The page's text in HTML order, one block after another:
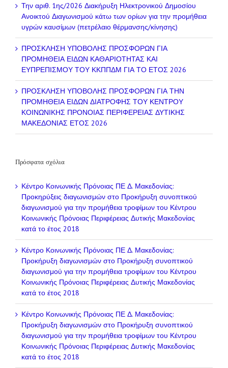
Την αριθ. 1ης/2026 Διακήρυξη Ηλεκτρονικού Δημοσίου
Ανοικτού Διαγωνισμού κάτω των ορίων για την προμήθεια
υγρών καυσίμων (πετρέλαιο θέρμανσης/κίνησης)
ΠΡΟΣΚΛΗΣΗ ΥΠΟΒΟΛΗΣ ΠΡΟΣΦΟΡΩΝ ΓΙΑ
ΠΡΟΜΗΘΕΙΑ ΕΙΔΩΝ ΚΑΘΑΡΙΟΤΗΤΑΣ ΚΑΙ
ΕΥΠΡΕΠΙΣΜΟΥ ΤΟΥ ΚΚΠΠΔΜ ΓΙΑ ΤΟ ΕΤΟΣ 2026
ΠΡΟΣΚΛΗΣΗ ΥΠΟΒΟΛΗΣ ΠΡΟΣΦΟΡΩΝ ΓΙΑ ΤΗΝ
ΠΡΟΜΗΘΕΙΑ ΕΙΔΩΝ ΔΙΑΤΡΟΦΗΣ ΤΟΥ ΚΕΝΤΡΟΥ
ΚΟΙΝΩΝΙΚΗΣ ΠΡΟΝΟΙΑΣ ΠΕΡΙΦΕΡΕΙΑΣ ΔΥΤΙΚΗΣ
ΜΑΚΕΔΟΝΙΑΣ ΕΤΟΣ 2026
Πρόσφατα σχόλια
Κέντρο Κοινωνικής Πρόνοιας ΠΕ Δ. Μακεδονίας:
Προκηρύξεις διαγωνισμών στο Προκήρυξη συνοπτικού
διαγωνισμού για την προμήθεια τροφίμων του Κέντρου
Κοινωνικής Πρόνοιας Περιφέρειας Δυτικής Μακεδονίας
κατά το έτος 2018
Κέντρο Κοινωνικής Πρόνοιας ΠΕ Δ. Μακεδονίας:
Προκήρυξη διαγωνισμών στο Προκήρυξη συνοπτικού
διαγωνισμού για την προμήθεια τροφίμων του Κέντρου
Κοινωνικής Πρόνοιας Περιφέρειας Δυτικής Μακεδονίας
κατά το έτος 2018
Κέντρο Κοινωνικής Πρόνοιας ΠΕ Δ. Μακεδονίας:
Προκήρυξη διαγωνισμών στο Προκήρυξη συνοπτικού
διαγωνισμού για την προμήθεια τροφίμων του Κέντρου
Κοινωνικής Πρόνοιας Περιφέρειας Δυτικής Μακεδονίας
κατά το έτος 2018